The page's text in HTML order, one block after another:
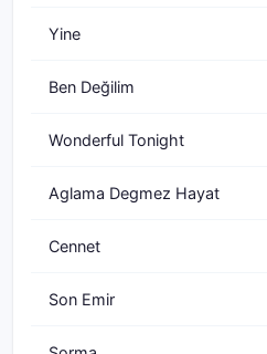
Yine
Ben Değilim
Wonderful Tonight
Aglama Degmez Hayat
Cennet
Son Emir